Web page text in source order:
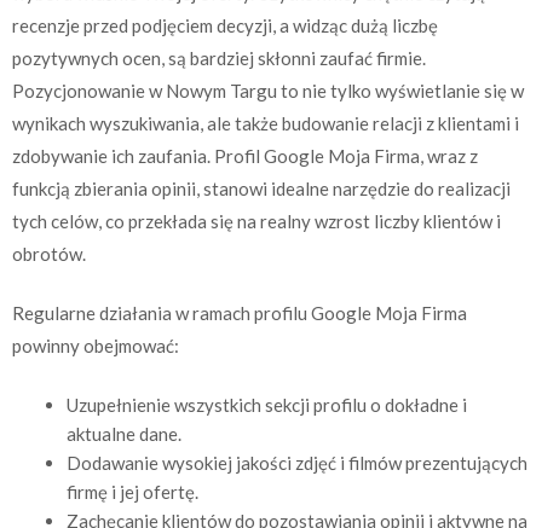
recenzje przed podjęciem decyzji, a widząc dużą liczbę
pozytywnych ocen, są bardziej skłonni zaufać firmie.
Pozycjonowanie w Nowym Targu to nie tylko wyświetlanie się w
wynikach wyszukiwania, ale także budowanie relacji z klientami i
zdobywanie ich zaufania. Profil Google Moja Firma, wraz z
funkcją zbierania opinii, stanowi idealne narzędzie do realizacji
tych celów, co przekłada się na realny wzrost liczby klientów i
obrotów.
Regularne działania w ramach profilu Google Moja Firma
powinny obejmować:
Uzupełnienie wszystkich sekcji profilu o dokładne i
aktualne dane.
Dodawanie wysokiej jakości zdjęć i filmów prezentujących
firmę i jej ofertę.
Zachęcanie klientów do pozostawiania opinii i aktywne na